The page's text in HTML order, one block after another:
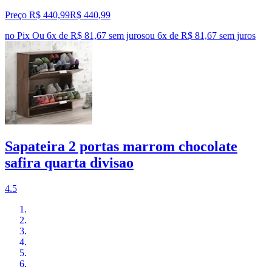
Preço R$ 440,99R$ 440,99
no Pix Ou 6x de R$ 81,67 sem jurosou 6x de R$ 81,67 sem juros
Sapateira 2 portas marrom chocolate
safira quarta divisao
4.5